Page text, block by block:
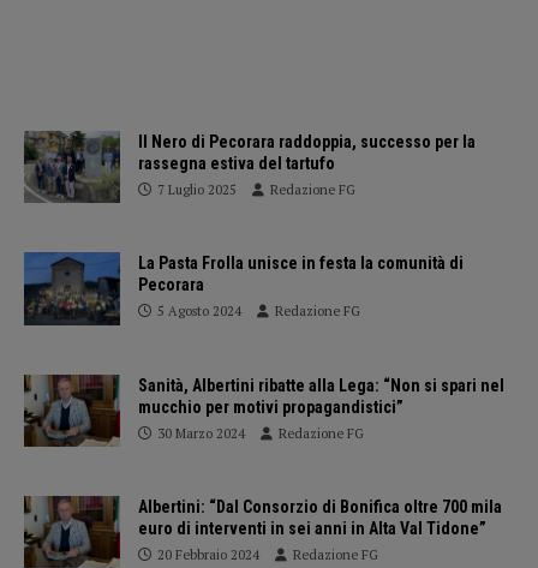
Il Nero di Pecorara raddoppia, successo per la
rassegna estiva del tartufo
7 Luglio 2025 Redazione FG
La Pasta Frolla unisce in festa la comunità di
Pecorara
5 Agosto 2024 Redazione FG
Sanità, Albertini ribatte alla Lega: “Non si spari nel
mucchio per motivi propagandistici”
30 Marzo 2024 Redazione FG
Albertini: “Dal Consorzio di Bonifica oltre 700 mila
euro di interventi in sei anni in Alta Val Tidone”
20 Febbraio 2024 Redazione FG